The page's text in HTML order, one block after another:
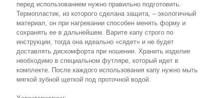
перед использованием нужно правильно подготовить.
Термопластик, из которого сделана защита, – экологичный
материал, он при нагревании способен менять форму и
сохранять ее в дальнейшем. Варите капу строго по
инструкции, тогда она идеально «сядет» и не будет
доставлять дискомфорта при ношении. Хранить изделие
необходимо в специальном футляре, который идет в
комплекте. После каждого использования капу нужно мыть
мягкой зубной щеткой под проточной водой.